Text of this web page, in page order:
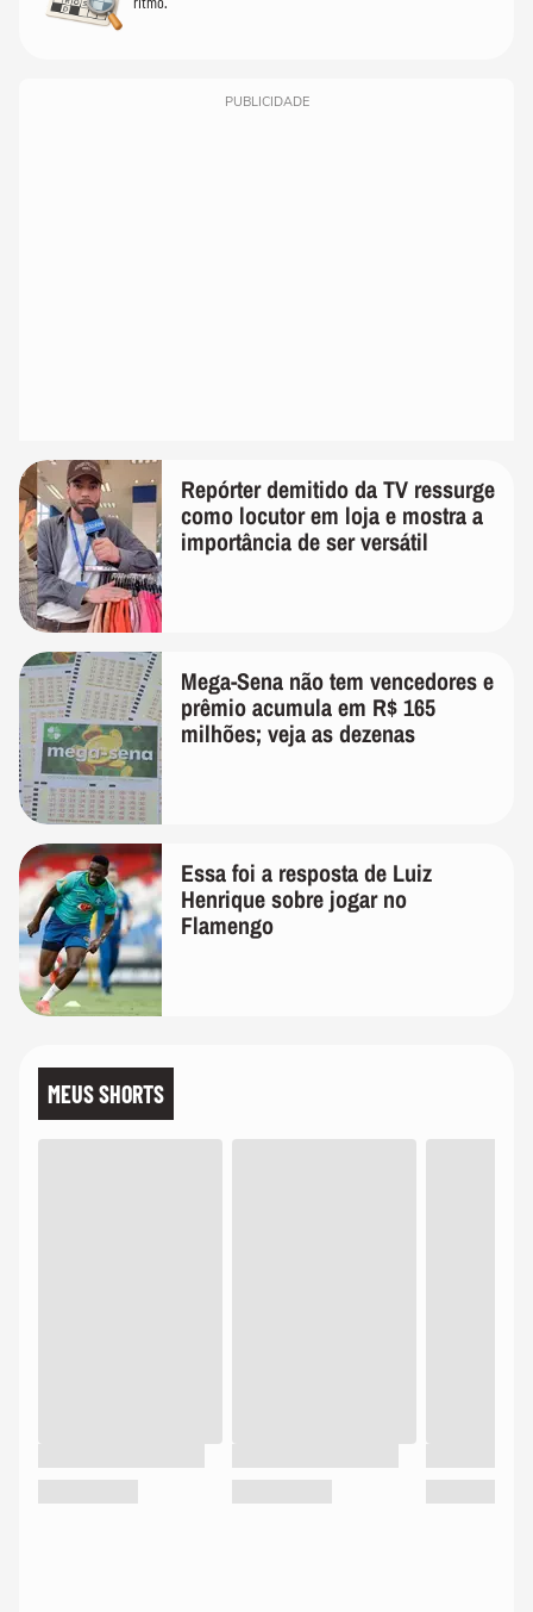
PUBLICIDADE
Repórter demitido da TV ressurge
como locutor em loja e mostra a
importância de ser versátil
Mega-Sena não tem vencedores e
prêmio acumula em R$ 165
milhões; veja as dezenas
Essa foi a resposta de Luiz
Henrique sobre jogar no
Flamengo
MEUS SHORTS